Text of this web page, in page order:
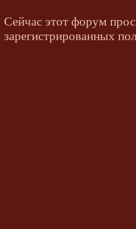
Сейчас этот форум
зарегистрированных